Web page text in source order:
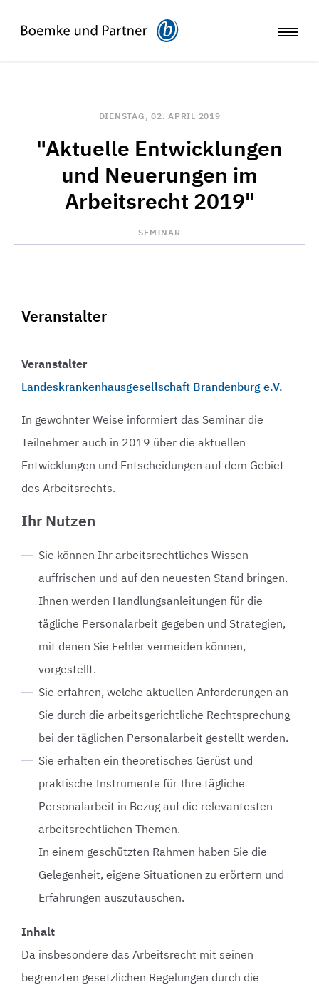
DIENSTAG, 02. APRIL 2019
"Aktuelle Entwicklungen
und Neuerungen im
Arbeitsrecht 2019"
SEMINAR
Veranstalter
Veranstalter
Landeskrankenhausgesellschaft Brandenburg e.V.
In gewohnter Weise informiert das Seminar die
Teilnehmer auch in 2019 über die aktuellen
Entwicklungen und Entscheidungen auf dem Gebiet
des Arbeitsrechts.
Ihr Nutzen
Sie können Ihr arbeitsrechtliches Wissen
auffrischen und auf den neuesten Stand bringen.
Ihnen werden Handlungsanleitungen für die
tägliche Personalarbeit gegeben und Strategien,
mit denen Sie Fehler vermeiden können,
vorgestellt.
Sie erfahren, welche aktuellen Anforderungen an
Sie durch die arbeitsgerichtliche Rechtsprechung
bei der täglichen Personalarbeit gestellt werden.
Sie erhalten ein theoretisches Gerüst und
praktische Instrumente für Ihre tägliche
Personalarbeit in Bezug auf die relevantesten
arbeitsrechtlichen Themen.
In einem geschützten Rahmen haben Sie die
Gelegenheit, eigene Situationen zu erörtern und
Erfahrungen auszutauschen.
Inhalt
Da insbesondere das Arbeitsrecht mit seinen
begrenzten gesetzlichen Regelungen durch die